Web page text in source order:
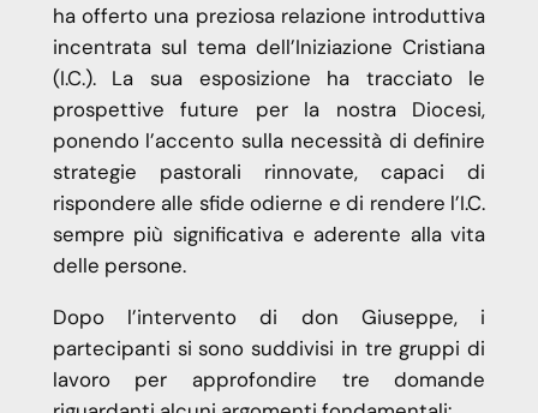
ha offerto una preziosa relazione introduttiva
incentrata sul tema dell’Iniziazione Cristiana
(I.C.). La sua esposizione ha tracciato le
prospettive future per la nostra Diocesi,
ponendo l’accento sulla necessità di definire
strategie pastorali rinnovate, capaci di
rispondere alle sfide odierne e di rendere l’I.C.
sempre più significativa e aderente alla vita
delle persone.
Dopo l’intervento di don Giuseppe, i
partecipanti si sono suddivisi in tre gruppi di
lavoro per approfondire tre domande